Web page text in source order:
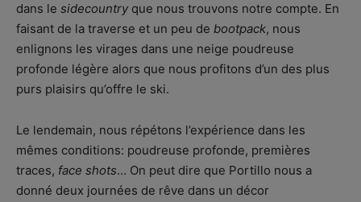
dans le sidecountry que nous trouvons notre compte. En
faisant de la traverse et un peu de bootpack, nous
enlignons les virages dans une neige poudreuse
profonde légère alors que nous profitons d’un des plus
purs plaisirs qu’offre le ski.
Le lendemain, nous répétons l’expérience dans les
mêmes conditions: poudreuse profonde, premières
traces, face shots… On peut dire que Portillo nous a
donné deux journées de rêve dans un décor